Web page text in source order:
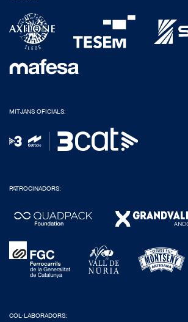
MITJANS OFICIALS:
PATROCINADORS:
COL·LABORADORS: